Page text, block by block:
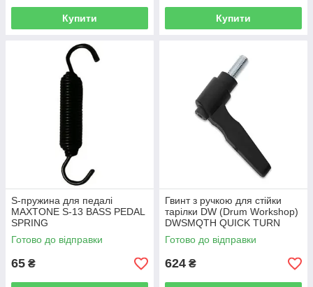
Купити Купити
S-пружина для педалі
MAXTONE S-13 BASS PEDAL
SPRING
Готово до відправки
65 ₴
Гвинт з ручкою для стійки
тарілки DW (Drum Workshop)
DWSMQTH QUICK TURN
HANDLE FOR CYM TILT
Готово до відправки
624 ₴